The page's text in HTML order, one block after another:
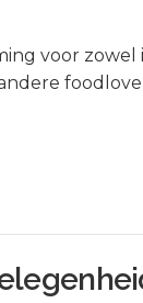
voor zowel